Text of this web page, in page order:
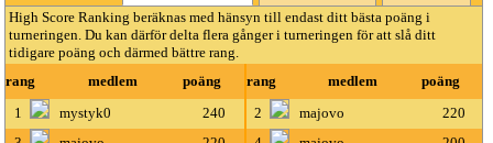
High Score Ranking beräknas med hänsyn till endast ditt bästa poäng i
turneringen. Du kan därför delta flera gånger i turneringen för att slå ditt
tidigare poäng och därmed bättre rang.
rang
medlem poäng rang medlem
poäng
1
mystyk0 240 2 majovo
220